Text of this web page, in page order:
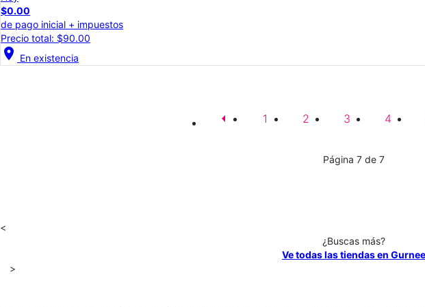
$0.00
de pago inicial + impuestos
Precio total: $90.00
location_on En existencia
arrow_left 1 2 3 4
Página 7 de 7
<
¿Buscas más?
Ve todas las tiendas en Gurnee
>